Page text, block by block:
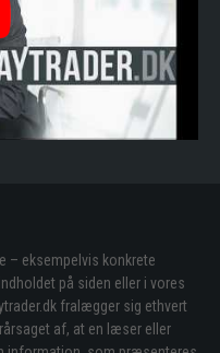
– eksempelvis konkrete
på siden eller i vores
fralægger sig ethvert
af, at en læser eller